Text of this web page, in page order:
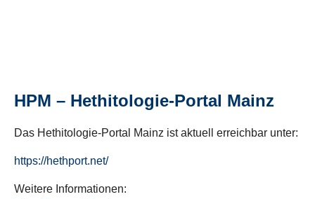
HPM – Hethitologie-Portal Mainz
Das Hethitologie-Portal Mainz ist aktuell erreichbar unter:
https://hethport.net/
Weitere Informationen: